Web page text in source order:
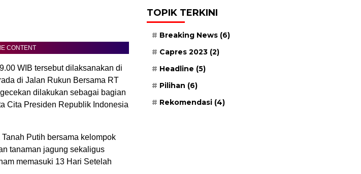
CONTENT
WIB tersebut dilaksanakan di
di Jalan Rukun Bersama RT
dilakukan sebagai bagian
Cita Presiden Republik Indonesia
Putih bersama kelompok
tanaman jagung sekaligus
memasuki 13 Hari Setelah
TOPIK TERKINI
Breaking News (6)
Capres 2023 (2)
Headline (5)
Pilihan (6)
Rekomendasi (4)